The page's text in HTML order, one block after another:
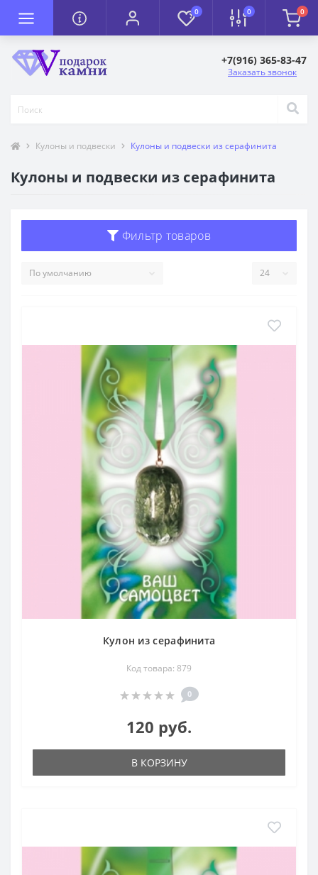
0 0 0
+7(916) 365-83-47
Заказать звонок
Кулоны и подвески Кулоны и подвески из серафинита
Кулоны и подвески из серафинита
Фильтр товаров
Кулон из серафинита
Код товара: 879
0
120 руб.
В КОРЗИНУ